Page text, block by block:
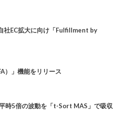
社EC拡大に向け「Fulfillment by
）」機能をリリース
時5倍の波動を「t-Sort MAS」で吸収